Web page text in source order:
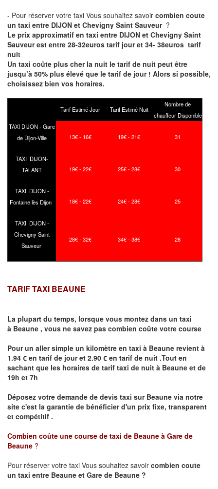
- Pour réserver votre taxi Vous souhaitez savoir combien coute
un taxi entre DIJON et Chevigny Saint Sauveur ?
Le prix approximatif en taxi entre DIJON et Chevigny Saint
Sauveur est entre 28-32euros tarif jour et 34- 38euros tarif
nuit
Un taxi coûte plus cher la nuit le tarif de nuit peut être
jusqu’à 50% plus élevé que le tarif de jour ! Alors si possible,
choisissez bien vos horaires.
Tarif Estimé Jour Tarif Estimé Nuit
Nombre de
chauffeur Disponible
TAXI DIJON - Gare
de Dijon-Ville
13€ - 16€ 19€ - 21€ 31
TAXI DIJON-
TALANT
19€ - 22€ 25€ - 28€ 30
TAXI DIJON -
Fontaine lès Dijon
18€ - 22€ 24€ - 28€ 25
TAXI DIJON -
Chevigny Saint
Sauveur
28€ - 32€ 34€ - 38€ 28
TARIF TAXI BEAUNE
La plupart du temps, lorsque vous montez dans un taxi
à Beaune , vous ne savez pas combien coûte votre course
Pour un aller simple un kilomètre en taxi à Beaune revient à
1.94 € en tarif de jour et 2.90 € en tarif de nuit .Tout en
sachant que les horaires de tarif taxi de nuit à Beaune et de
19h et 7h
Déposez votre demande de devis taxi sur Beaune via notre
site c'est la garantie de bénéficier d'un prix fixe, transparent
et compétitif .
Combien coûte une course de taxi de Beaune à Gare de
Beaune ?
Pour réserver votre taxi Vous souhaitez savoir combien coute
un taxi entre Beaune et Gare de Beaune ?